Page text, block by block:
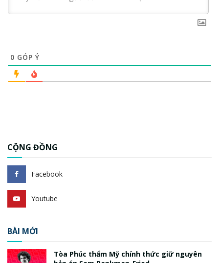
0 GÓP Ý
CỘNG ĐỒNG
Facebook
Youtube
BÀI MỚI
Tòa Phúc thẩm Mỹ chính thức giữ nguyên